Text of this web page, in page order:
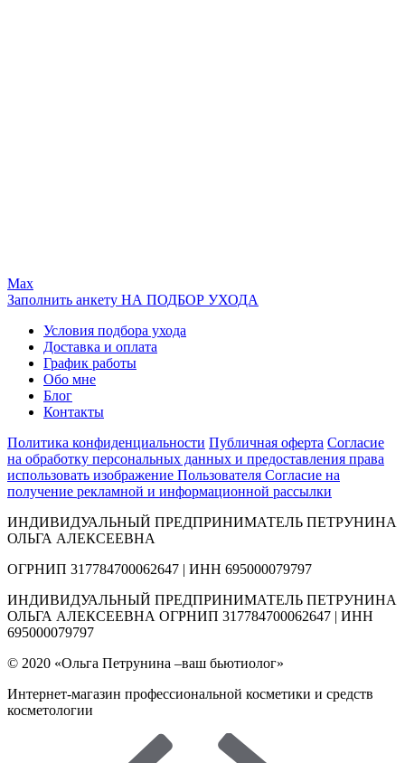
Max
Заполнить анкету НА ПОДБОР УХОДА
Условия подбора ухода
Доставка и оплата
График работы
Обо мне
Блог
Контакты
Политика конфиденциальности Публичная оферта Согласие
на обработку персональных данных и предоставления права
использовать изображение Пользователя Согласие на
получение рекламной и информационной рассылки
ИНДИВИДУАЛЬНЫЙ ПРЕДПРИНИМАТЕЛЬ ПЕТРУНИНА
ОЛЬГА АЛЕКСЕЕВНА
ОГРНИП 317784700062647 | ИНН 695000079797
ИНДИВИДУАЛЬНЫЙ ПРЕДПРИНИМАТЕЛЬ ПЕТРУНИНА
ОЛЬГА АЛЕКСЕЕВНА ОГРНИП 317784700062647 | ИНН
695000079797
© 2020 «Ольга Петрунина –ваш бьютиолог»
Интернет-магазин профессиональной косметики и средств
косметологии